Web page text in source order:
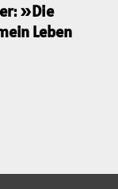
»Die
Leben